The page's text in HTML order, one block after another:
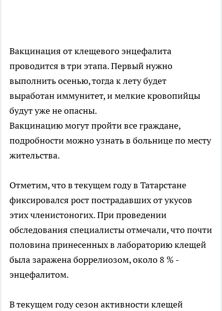
Вакцинация от клещевого энцефалита
проводится в три этапа. Первый нужно
выполнить осенью, тогда к лету будет
выработан иммунитет, и мелкие кровопийцы
будут уже не опасны.
Вакцинацию могут пройти все граждане,
подробности можно узнать в больнице по месту
жительства.
Отметим, что в текущем году в Татарстане
фиксировался рост пострадавших от укусов
этих членистоногих. При проведении
обследования специалисты отмечали, что почти
половина принесенных в лабораторию клещей
была заражена боррелиозом, около 8 % -
энцефалитом.
В текущем году сезон активности клещей